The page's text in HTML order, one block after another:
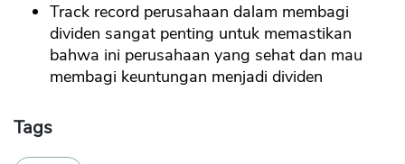
Track record perusahaan dalam membagi
dividen sangat penting untuk memastikan
bahwa ini perusahaan yang sehat dan mau
membagi keuntungan menjadi dividen
Tags